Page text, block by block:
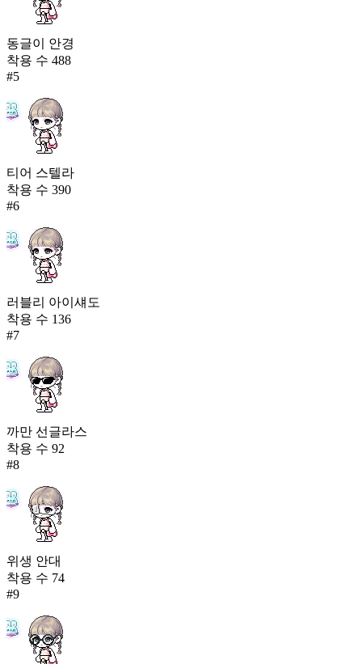
동글이 안경
착용 수 488
#5
티어 스텔라
착용 수 390
#6
러블리 아이섀도
착용 수 136
#7
까만 선글라스
착용 수 92
#8
위생 안대
착용 수 74
#9